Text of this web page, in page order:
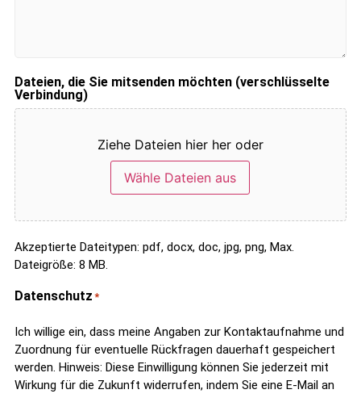
Dateien, die Sie mitsenden möchten (verschlüsselte
Verbindung)
Ziehe Dateien hier her oder
Wähle Dateien aus
Akzeptierte Dateitypen: pdf, docx, doc, jpg, png, Max.
Dateigröße: 8 MB.
Datenschutz *
Ich willige ein, dass meine Angaben zur Kontaktaufnahme und
Zuordnung für eventuelle Rückfragen dauerhaft gespeichert
werden. Hinweis: Diese Einwilligung können Sie jederzeit mit
Wirkung für die Zukunft widerrufen, indem Sie eine E-Mail an